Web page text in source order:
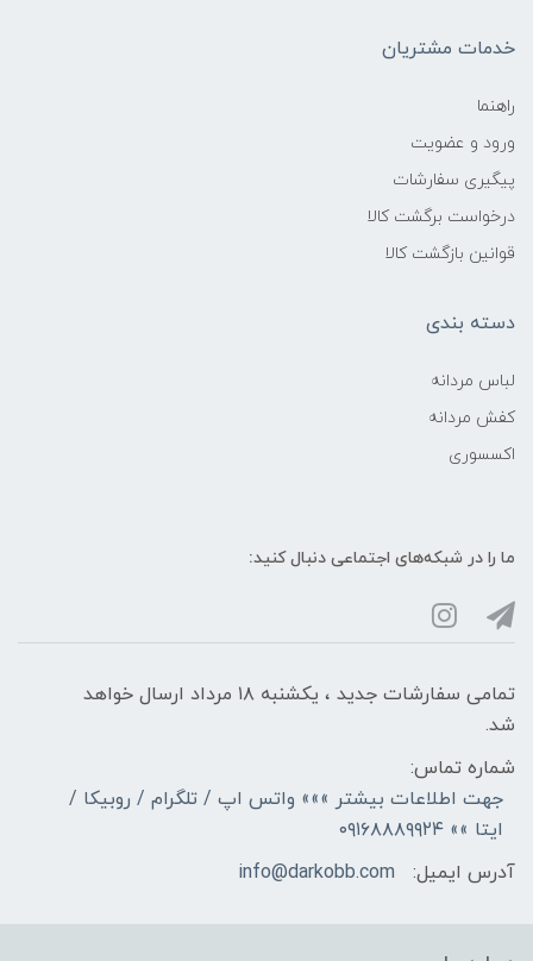
خدمات مشتریان
راهنما
ورود و عضویت
پیگیری سفارشات
درخواست برگشت کالا
قوانین بازگشت کالا
دسته بندی
لباس مردانه
کفش مردانه
اکسسوری
ما را در شبکه‌های اجتماعی دنبال کنید:
تمامی سفارشات جدید ، یکشنبه ۱۸ مرداد ارسال خواهد
شد.
شماره تماس:
جهت اطلاعات بیشتر »»» واتس اپ / تلگرام / روبیکا /
ایتا »» ۰۹۱۶۸۸۸۹۹۲۴
آدرس ایمیل:
info@darkobb.com